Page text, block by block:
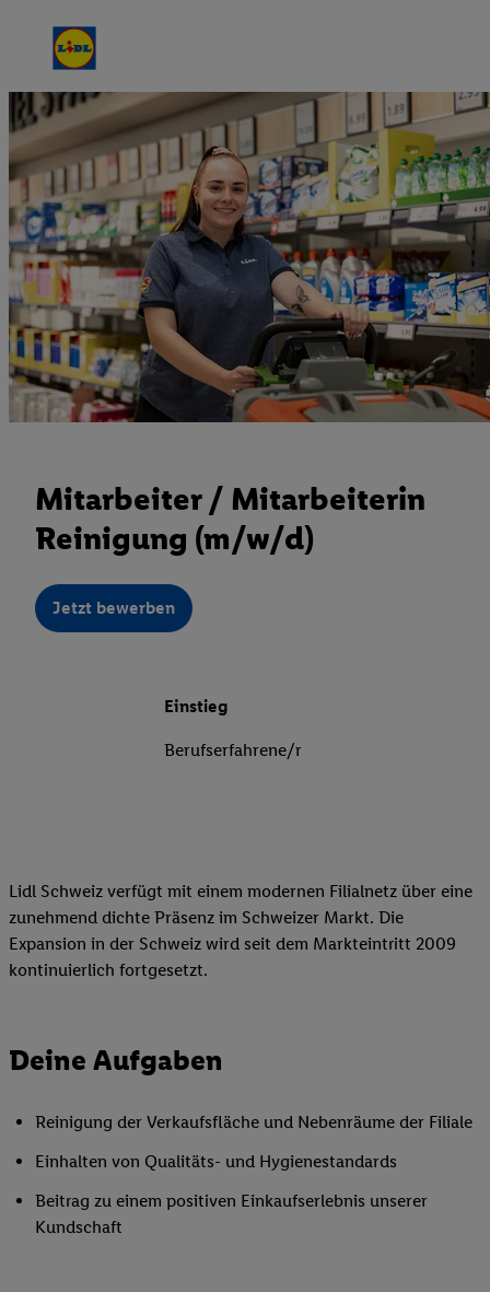
Mitarbeiter / Mitarbeiterin
Reinigung (m/w/d)
Jetzt bewerben
Einstieg
Berufserfahrene/r
Lidl Schweiz verfügt mit einem modernen Filialnetz über eine
zunehmend dichte Präsenz im Schweizer Markt. Die
Expansion in der Schweiz wird seit dem Markteintritt 2009
kontinuierlich fortgesetzt.
Deine Aufgaben
Reinigung der Verkaufsfläche und Nebenräume der Filiale
Einhalten von Qualitäts- und Hygienestandards
Beitrag zu einem positiven Einkaufserlebnis unserer
Kundschaft